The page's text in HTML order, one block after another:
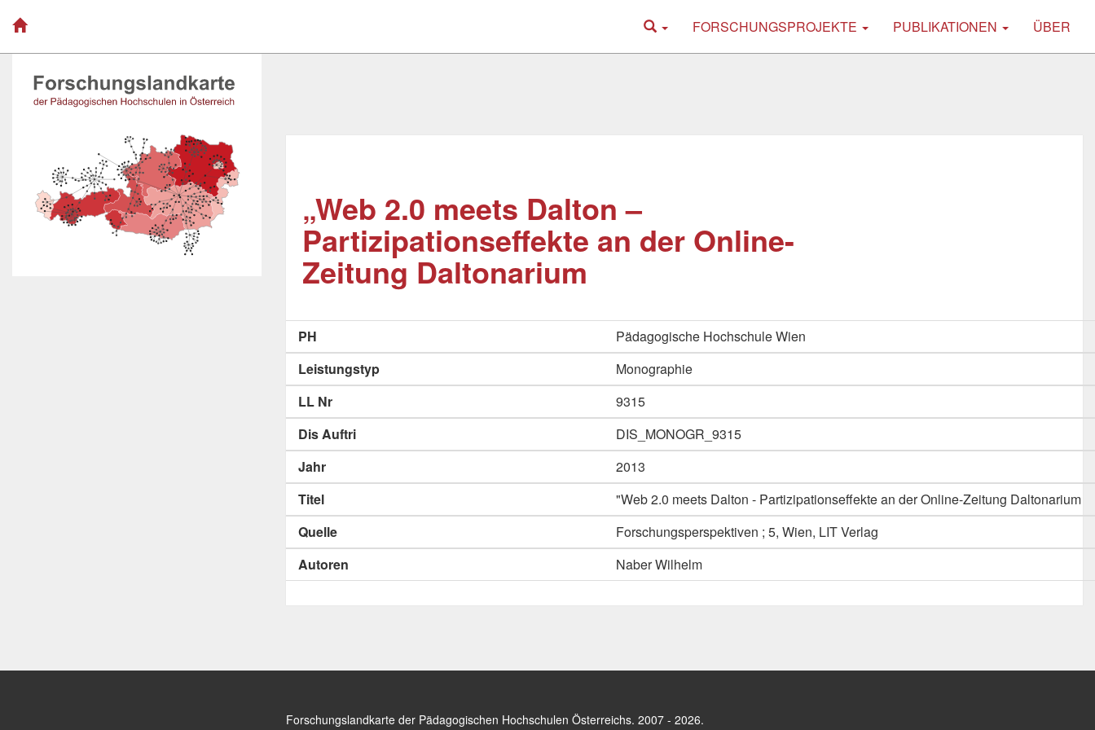
FORSCHUNGSPROJEKTE PUBLIKATIONEN ÜBER
„Web 2.0 meets Dalton –
Partizipationseffekte an der Online-
Zeitung Daltonarium
PH
Pädagogische Hochschule Wien
Leistungstyp
Monographie
LL Nr
9315
Dis Auftri
DIS_MONOGR_9315
Jahr
2013
Titel
"Web 2.0 meets Dalton - Partizipationseffekte an der Online-Zeitung Daltonarium
Quelle
Forschungsperspektiven ; 5, Wien, LIT Verlag
Autoren
Naber Wilhelm
Forschungslandkarte der Pädagogischen Hochschulen Österreichs. 2007 - 2026.